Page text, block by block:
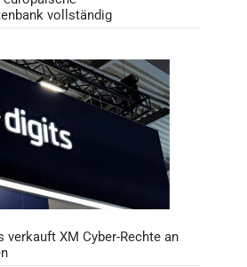
vollständig
verkauft XM Cyber-Rechte an